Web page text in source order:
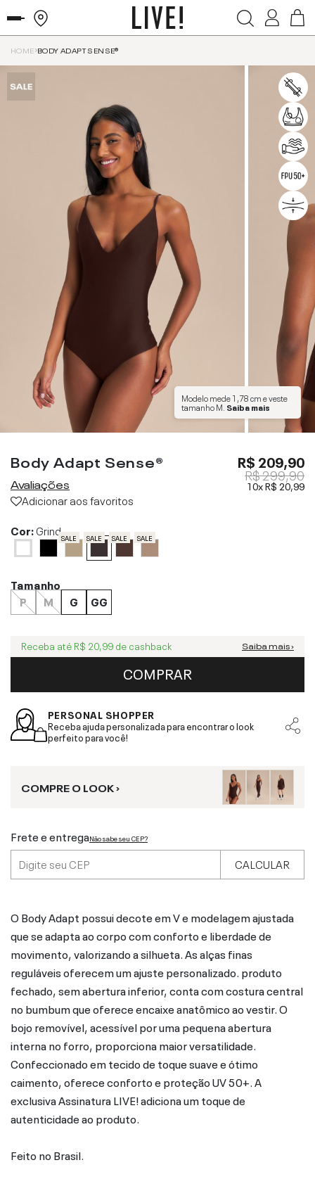
HOME BODY ADAPT SENSE®
Modelo mede1,78 cme veste
tamanhoM Saiba mais
Body Adapt Sense®
Avaliações
Adicionar aos favoritos
R$ 209,90
R$ 299,90
10xR$ 20,99
Cor:GrindSALE SALE SALE SALE
Tamanho
P
M G GG
Receba até R$ 20,99 de cashback Saiba mais ›
COMPRAR
PERSONAL SHOPPER
Receba ajuda personalizada para encontrar o look
perfeito para você!
COMPRE O LOOK ›
Frete e entregaNão sabe seu CEP?
CALCULAR
O Body Adapt possui decote em V e modelagem ajustada
que se adapta ao corpo com conforto e liberdade de
movimento, valorizando a silhueta. As alças finas
reguláveis oferecem um ajuste personalizado. produto
fechado, sem abertura inferior, conta com costura central
no bumbum que oferece encaixe anatômico ao vestir. O
bojo removível, acessível por uma pequena abertura
interna no forro, proporciona maior versatilidade.
Confeccionado em tecido de toque suave e ótimo
caimento, oferece conforto e proteção UV 50+. A
exclusiva Assinatura LIVE! adiciona um toque de
autenticidade ao produto.
Feito no Brasil.